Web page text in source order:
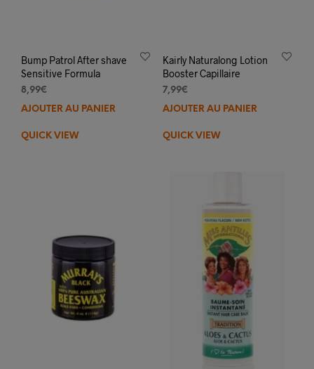
Bump Patrol After shave
Sensitive Formula
8,99€
AJOUTER AU PANIER
QUICK VIEW
Kairly Naturalong Lotion
Booster Capillaire
7,99€
AJOUTER AU PANIER
QUICK VIEW